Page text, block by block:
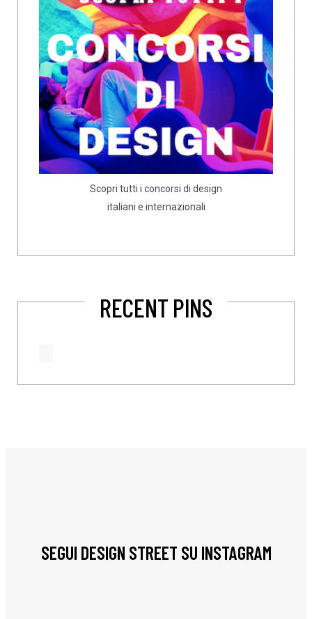
Scopri tutti i concorsi di design
italiani e internazionali
RECENT PINS
SEGUI DESIGN STREET SU INSTAGRAM